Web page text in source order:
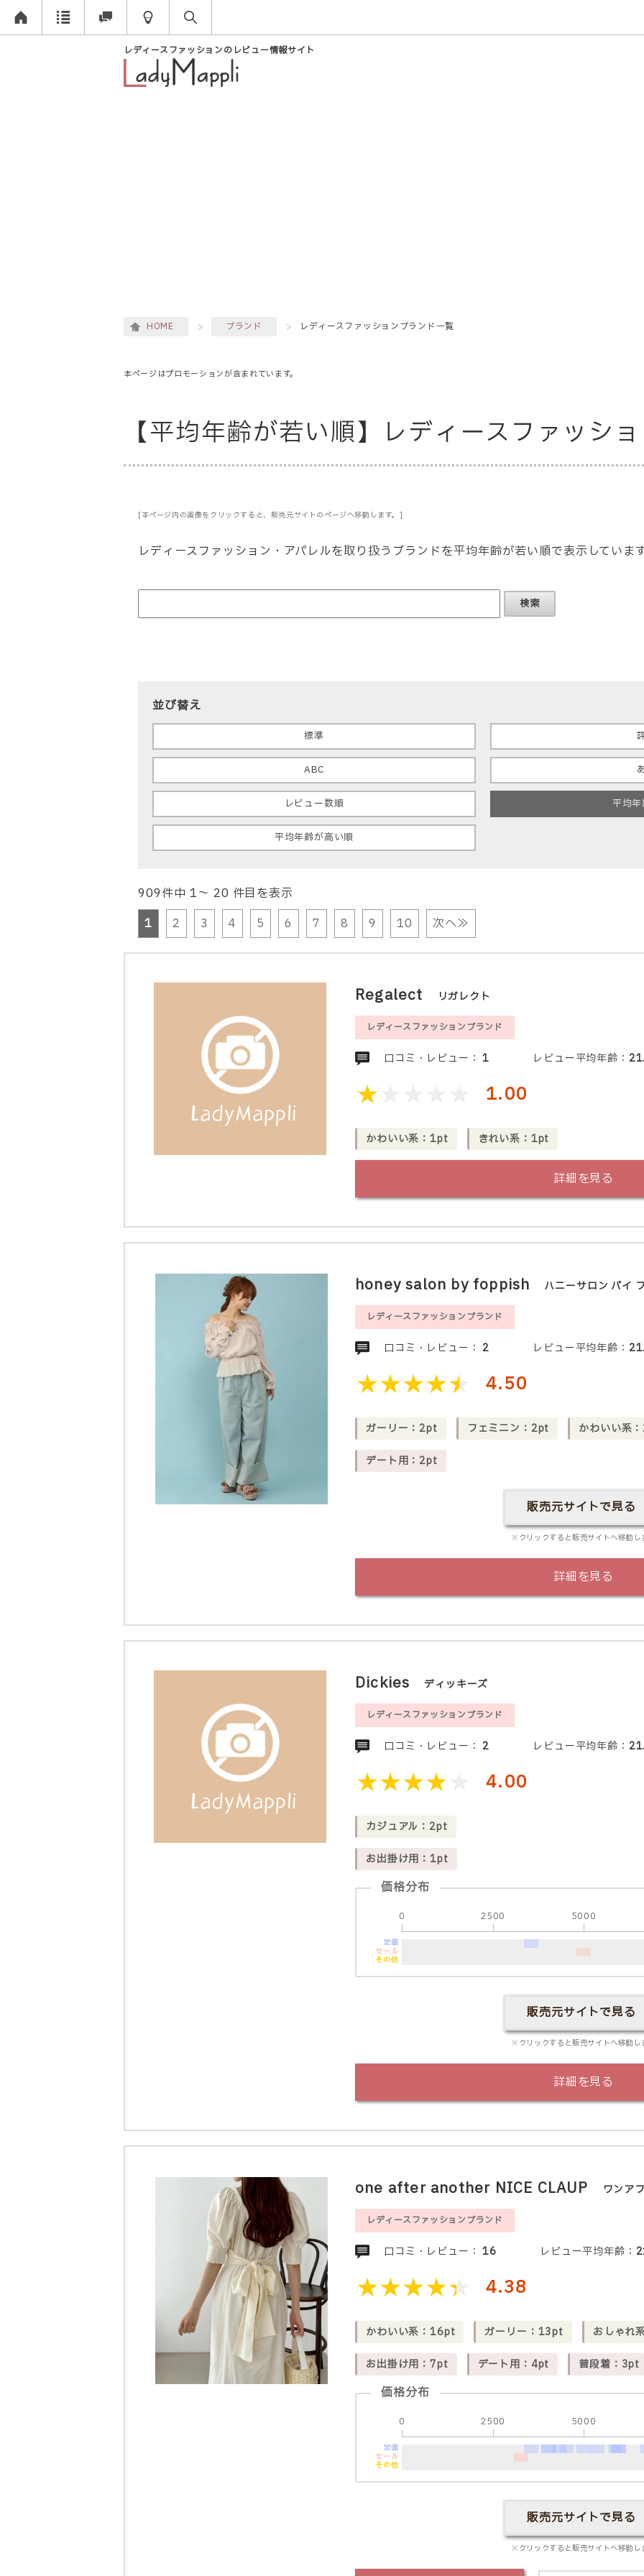
レディースファッションのレビュー情報サイト
HOME ブランド レディースファッションブランド一覧
本ページはプロモーションが含まれています。
【平均年齢が若い順】レディースファッシ
[本ページ内の画像をクリックすると、販売元サイトのページへ移動します。]
レディースファッション・アパレルを取り扱うブランドを平均年齢が若い順で表示しています
検索
並び替え
標準
ABC
レビュー数順 平均
平均年齢が高い順
909件中 1～ 20 件目を表示
1
2 3 4 5 6 7 8 9 10 次へ≫
Regalect リガレクト
レディースファッションブランド
口コミ・レビュー：1 レビュー平均年齢：
1.00
かわいい系：1pt きれい系：1pt
詳細を見る
honey salon by foppish ハニーサロン バイ
レディースファッションブランド
口コミ・レビュー： 2 レビュー平均年齢：
4.50
ガーリー：2pt フェミニン：2pt かわいい系
デート用：2pt
販売元サイトで見る
※クリックすると販売サイトへ移動し
詳細を見る
Dickies ディッキーズ
レディースファッションブランド
口コミ・レビュー： 2 レビュー平均年齢：
4.00
カジュアル：2pt
お出掛け用：1pt
価格分布
0 2500 5000
定価
セール
その他
販売元サイトで見る
※クリックすると販売サイトへ移動し
詳細を見る
one after another NICE CLAUP ワンア
レディースファッションブランド
口コミ・レビュー：16 レビュー平均年齢：
4.38
かわいい系：16pt ガーリー：13pt おしゃれ
お出掛け用：7pt デート用：4pt 普段着：3pt
価格分布
0 2500 5000
定価
セール
その他
販売元サイトで見る
※クリックすると販売サイトへ移動し